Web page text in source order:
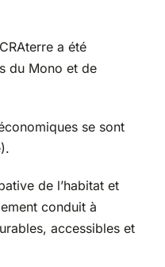
a été
du Mono et de
se sont
de l’habitat et
conduit à
accessibles et